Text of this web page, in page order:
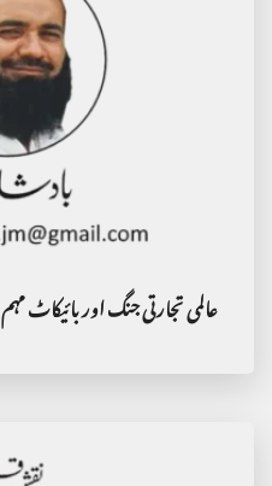
عالمی تجارتی جنگ اور بائیکاٹ مہم